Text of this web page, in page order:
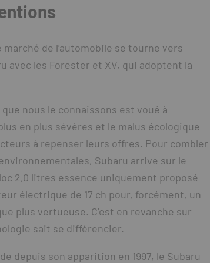
de l’automobile se tourne vers
avec les Forester et XV, qui adoptent la
nous le connaissons est voué à
en plus sévères et le malus écologique
à repenser leurs offres. Pour combler
Subaru arrive sur le
2,0 litres essence uniquement proposé
électrique de 17 ch pour, forcément, un
plus vertueuse. C’est en revanche sur
sait se différencier.
depuis son apparition en 1997, le Subaru